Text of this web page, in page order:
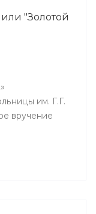
"Золотой
им. Г.Г.
вручение